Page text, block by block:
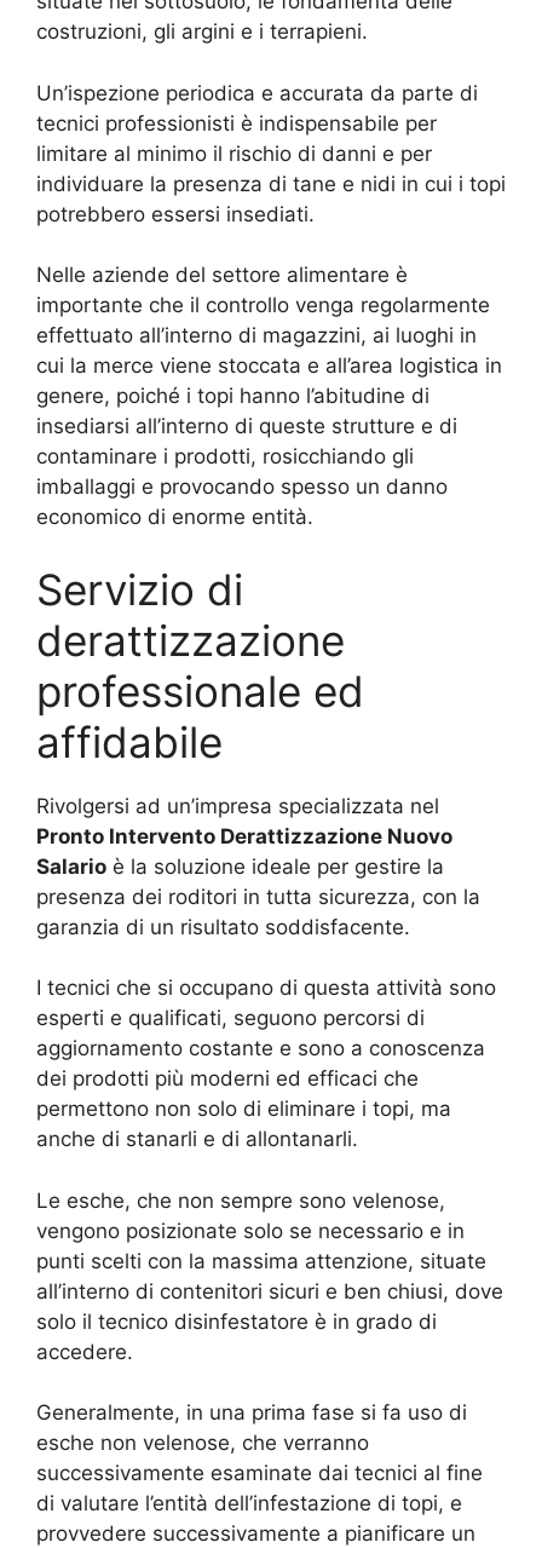
costruzioni, gli argini e i terrapieni.
Un’ispezione periodica e accurata da parte di
tecnici professionisti è indispensabile per
limitare al minimo il rischio di danni e per
individuare la presenza di tane e nidi in cui i topi
potrebbero essersi insediati.
Nelle aziende del settore alimentare è
importante che il controllo venga regolarmente
effettuato all’interno di magazzini, ai luoghi in
cui la merce viene stoccata e all’area logistica in
genere, poiché i topi hanno l’abitudine di
insediarsi all’interno di queste strutture e di
contaminare i prodotti, rosicchiando gli
imballaggi e provocando spesso un danno
economico di enorme entità.
Servizio di
derattizzazione
professionale ed
affidabile
Rivolgersi ad un’impresa specializzata nel
Pronto Intervento Derattizzazione Nuovo
Salario è la soluzione ideale per gestire la
presenza dei roditori in tutta sicurezza, con la
garanzia di un risultato soddisfacente.
I tecnici che si occupano di questa attività sono
esperti e qualificati, seguono percorsi di
aggiornamento costante e sono a conoscenza
dei prodotti più moderni ed efficaci che
permettono non solo di eliminare i topi, ma
anche di stanarli e di allontanarli.
Le esche, che non sempre sono velenose,
vengono posizionate solo se necessario e in
punti scelti con la massima attenzione, situate
all’interno di contenitori sicuri e ben chiusi, dove
solo il tecnico disinfestatore è in grado di
accedere.
Generalmente, in una prima fase si fa uso di
esche non velenose, che verranno
successivamente esaminate dai tecnici al fine
di valutare l’entità dell’infestazione di topi, e
provvedere successivamente a pianificare un